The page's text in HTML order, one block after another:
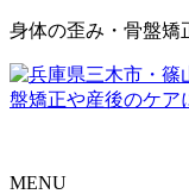
身体の歪み・骨盤矯
MENU